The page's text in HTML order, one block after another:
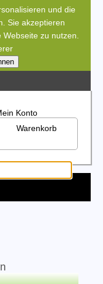
und die
Sie akzeptieren
zu nutzen.
Konto
Warenkorb